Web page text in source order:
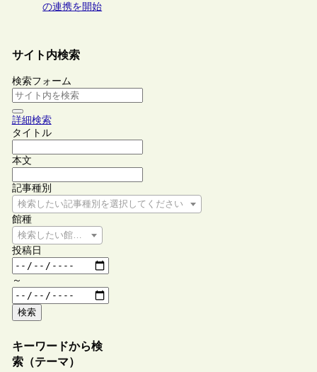
の連携を開始
サイト内検索
検索フォーム
詳細検索
タイトル
本文
記事種別
検索したい記事種別を選択してください
館種
検索したい館種を選択してください
投稿日
～
検索
キーワードから検
索（テーマ）